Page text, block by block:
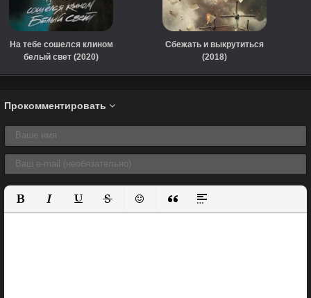
На тебе сошелся клином
белый свет (2020)
Сбежать и выкрутиться
(2018)
Прокомментировать
Полужирный
КурсивПодчеркнутый
ЗачеркнутыйВставить смайлик
Вставка цитаты
Вставка спойлера